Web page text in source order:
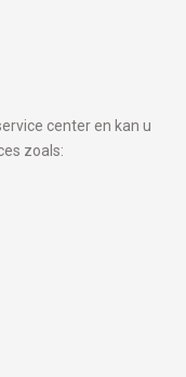
center en kan u
zoals: